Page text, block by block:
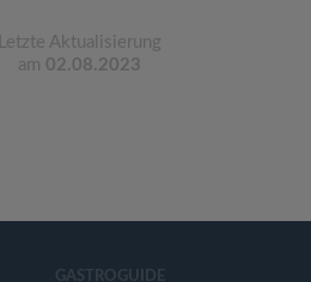
Letzte Aktualisierung
am 02.08.2023
GASTROGUIDE